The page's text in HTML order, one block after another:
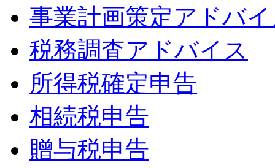
事業計画策定アドバ
税務調査アドバイス
所得税確定申告
相続税申告
贈与税申告